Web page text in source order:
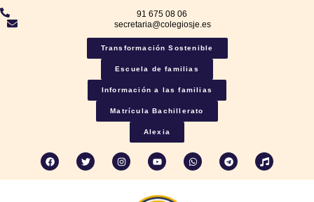
91 675 08 06
secretaria@colegiosje.es
Transformación Sostenible
Escuela de familias
Información a las familias
Matrícula Bachillerato
Alexia